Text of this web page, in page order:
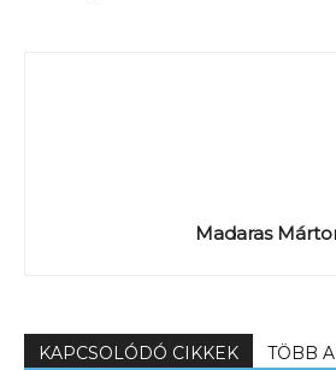
Madaras
KAPCSOLÓDÓ CIKKEK TÖBB